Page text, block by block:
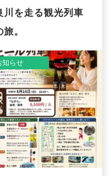
川を走る観光列車
旅。
知らせ